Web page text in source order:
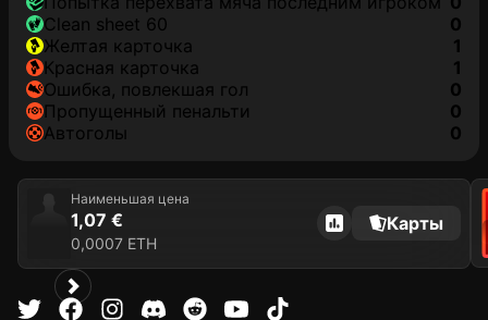
clean sheet 60
0
желтая карточка
1
красная карточка
1
ошибка, повлекшая гол
0
пропущенный пенальти
0
автоголы
0
Наименьшая цена
1,07 €
0,0007 ETH
Карты